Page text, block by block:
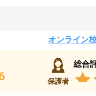
オンライン
保護者
総合